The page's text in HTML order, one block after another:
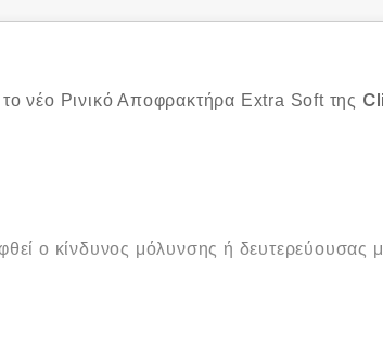
νέο Ρινικό Αποφρακτήρα Extra Soft της
ο κίνδυνος μόλυνσης ή δευτερεύουσας